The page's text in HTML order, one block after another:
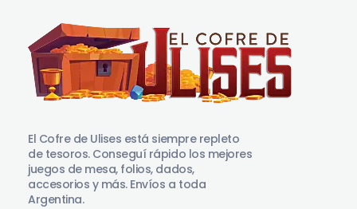
El Cofre de Ulises está siempre repleto
de tesoros. Conseguí rápido los mejores
juegos de mesa, folios, dados,
accesorios y más. Envíos a toda
Argentina.